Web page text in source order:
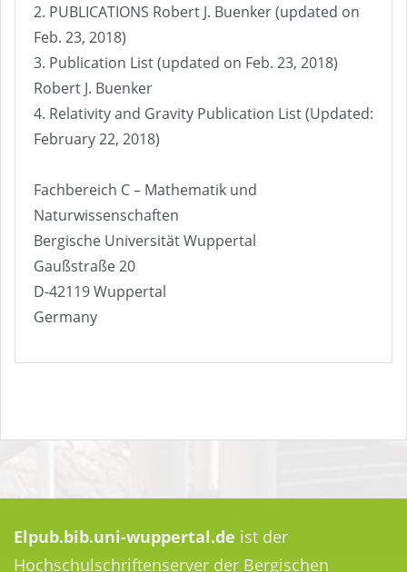
2. PUBLICATIONS Robert J. Buenker (updated on
Feb. 23, 2018)
3. Publication List (updated on Feb. 23, 2018)
Robert J. Buenker
4. Relativity and Gravity Publication List (Updated:
February 22, 2018)
Fachbereich C – Mathematik und
Naturwissenschaften
Bergische Universität Wuppertal
Gaußstraße 20
D-42119 Wuppertal
Germany
Elpub.bib.uni-wuppertal.de ist der
Hochschulschriftenserver der Bergischen